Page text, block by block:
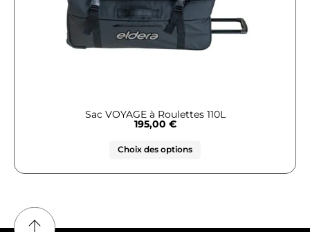
Sac VOYAGE à Roulettes 110L
195,00 €
Choix des options